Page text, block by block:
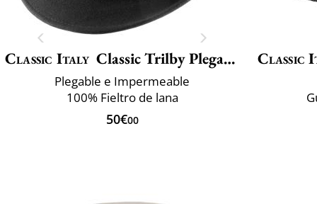
Classic Italy Classic Trilby Plegable
Plegable e Impermeable
100% Fieltro de lana
50€00
Classic